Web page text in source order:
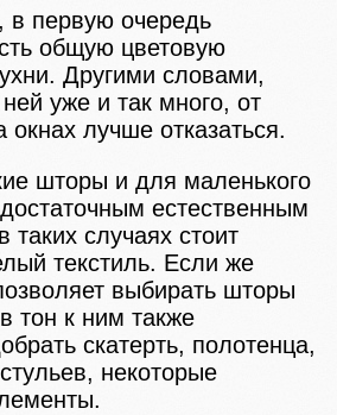
первую очередь
общую цветовую
Другими словами,
уже и так много, от
лучше отказаться.
шторы и для маленького
естественным
случаях стоит
текстиль. Если же
выбирать шторы
тон к ним также
скатерть, полотенца,
некоторые